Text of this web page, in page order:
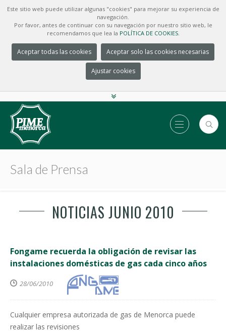
Este sitio web puede utilizar algunas "cookies" para mejorar su experiencia de
navegación.
Por favor, antes de continuar con su navegación por nuestro sitio web, le
recomendamos que lea la POLÍTICA DE COOKIES.
Aceptar todas las cookies Aceptar solo las cookies necesarias
Ajustar cookies
Sala de Prensa
NOTICIAS JUNIO 2010
Fongame recuerda la obligación de revisar las
instalaciones domésticas de gas cada cinco años
28/06/2010
Cualquier empresa autorizada de gas de Menorca puede
realizar las revisiones